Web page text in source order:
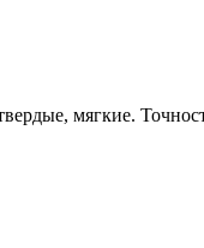
мягкие.